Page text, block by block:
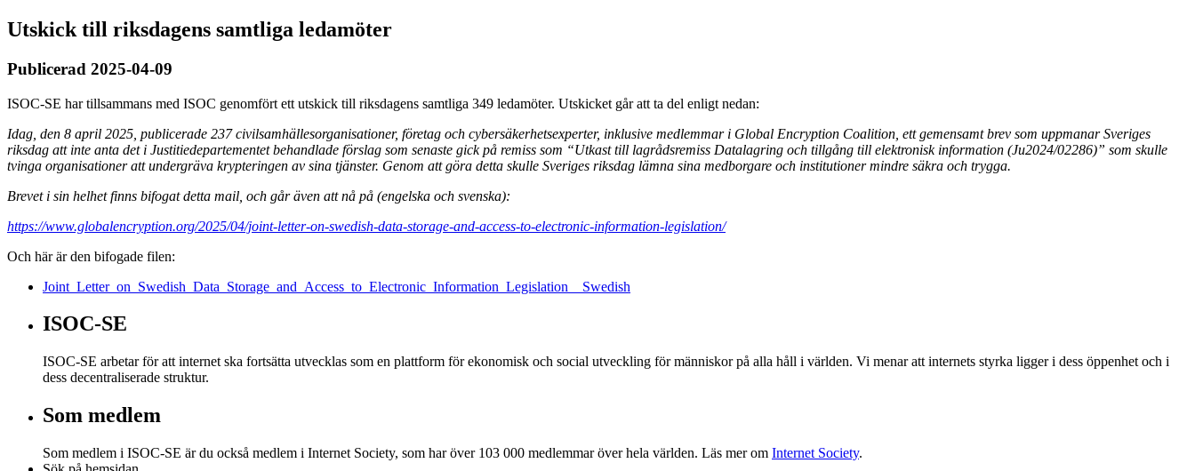
Utskick till riksdagens samtliga ledamöter
Publicerad 2025-04-09
ISOC-SE har tillsammans med ISOC genomfört ett utskick till riksdagens samtliga 349 ledamöter. Utskicket går att ta del enligt nedan:
Idag, den 8 april 2025, publicerade 237 civilsamhällesorganisationer, företag och cybersäkerhetsexperter, inklusive medlemmar i Global Encryption Coalition, ett gemensamt brev som uppmanar Sveriges
riksdag att inte anta det i Justitiedepartementet behandlade förslag som senaste gick på remiss som “Utkast till lagrådsremiss Datalagring och tillgång till elektronisk information (Ju2024/02286)” som skulle
tvinga organisationer att undergräva krypteringen av sina tjänster. Genom att göra detta skulle Sveriges riksdag lämna sina medborgare och institutioner mindre säkra och trygga.
Brevet i sin helhet finns bifogat detta mail, och går även att nå på (engelska och svenska):
https://www.globalencryption.org/2025/04/joint-letter-on-swedish-data-storage-and-access-to-electronic-information-legislation/
Och här är den bifogade filen:
Joint_Letter_on_Swedish_Data_Storage_and_Access_to_Electronic_Information_Legislation__Swedish
ISOC-SE
ISOC-SE arbetar för att internet ska fortsätta utvecklas som en plattform för ekonomisk och social utveckling för människor på alla håll i världen. Vi menar att internets styrka ligger i dess öppenhet och i
dess decentraliserade struktur.
Som medlem
Som medlem i ISOC-SE är du också medlem i Internet Society, som har över 103 000 medlemmar över hela världen. Läs mer om Internet Society.